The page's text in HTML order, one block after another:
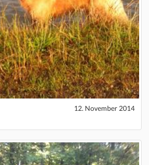
12. November 2014